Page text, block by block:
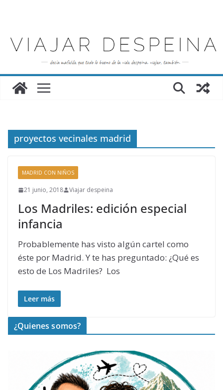
proyectos vecinales madrid
MADRID CON NIÑOS
21 junio, 2018 Viajar despeina
Los Madriles: edición especial
infancia
Probablemente has visto algún cartel como
éste por Madrid. Y te has preguntado: ¿Qué es
esto de Los Madriles? Los
Leer más
¿Quienes somos?